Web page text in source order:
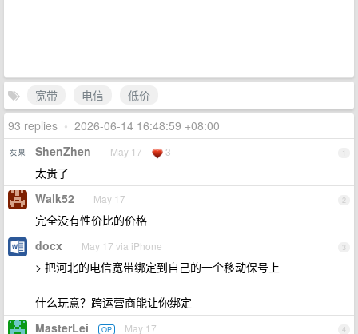
宽带 电信
低价
93 replies • 2026-06-14 16:48:59 +08:00
1
ShenZhen May 17 3
太贵了
2
Walk52 May 17
完全没有性价比的价格
3
docx May 17 via iPhone
> 把河北的电信宽带绑定到自己的一个移动保号上
什么玩意？跨运营商能让你绑定
4
MasterLei OP May 17